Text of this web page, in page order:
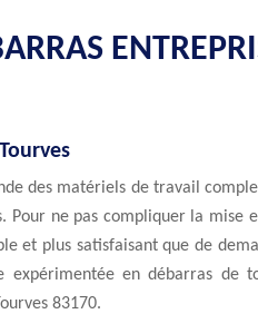
des matériels de travail
Pour ne pas compliquer la mise
et plus satisfaisant que de
en débarras de
83170.